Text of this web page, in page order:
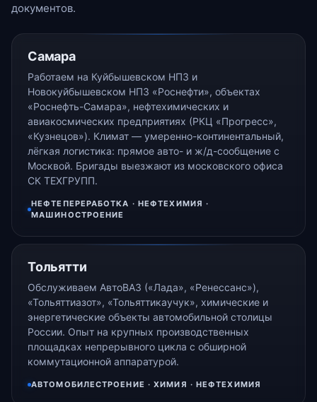
документов.
Самара
Работаем на Куйбышевском НПЗ и
Новокуйбышевском НПЗ «Роснефти», объектах
«Роснефть-Самара», нефтехимических и
авиакосмических предприятиях (РКЦ «Прогресс»,
«Кузнецов»). Климат — умеренно-континентальный,
лёгкая логистика: прямое авто- и ж/д-сообщение с
Москвой. Бригады выезжают из московского офиса
СК ТЕХГРУПП.
НЕФТЕПЕРЕРАБОТКА · НЕФТЕХИМИЯ ·
МАШИНОСТРОЕНИЕ
Тольятти
Обслуживаем АвтоВАЗ («Лада», «Ренессанс»),
«Тольяттиазот», «Тольяттикаучук», химические и
энергетические объекты автомобильной столицы
России. Опыт на крупных производственных
площадках непрерывного цикла с обширной
коммутационной аппаратурой.
АВТОМОБИЛЕСТРОЕНИЕ · ХИМИЯ · НЕФТЕХИМИЯ